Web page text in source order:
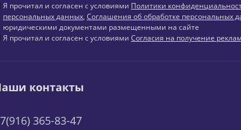
Я прочитал и согласен с условиями Политики
персональных данных, Соглашения об обработке персональных
юридическими документами размещенными на сайте
Я прочитал и согласен с условиями Согласия на получение
контакты
365-83-47